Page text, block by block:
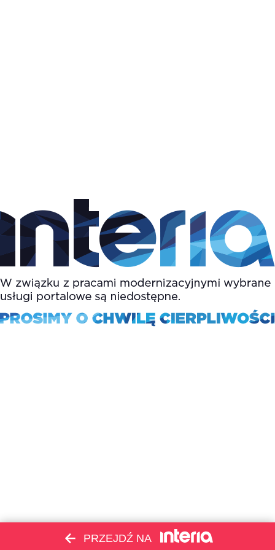
PRZEJDŹ NA